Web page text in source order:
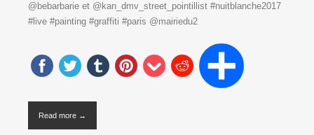
@bebarbarie et @kan_dmv_street_pointillist #nuitblanche2017
#live #painting #graffiti #paris @mairiedu2
Read more →